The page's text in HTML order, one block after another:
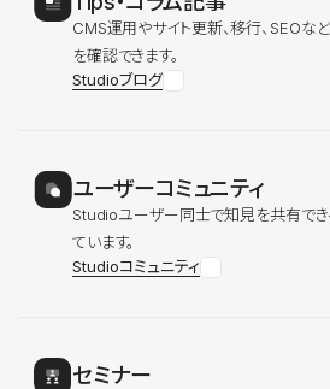
CMS運用やサイト更新、移行、SEOな
を確認できます。
Studioブログ
ユーザーコミュニティ
Studioユーザー同士で知見を共有でき
ています。
Studioコミュニティ
セミナー